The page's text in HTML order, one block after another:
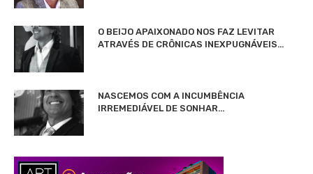
O BEIJO APAIXONADO NOS FAZ LEVITAR
ATRAVÉS DE CRÔNICAS INEXPUGNÁVEIS…
NASCEMOS COM A INCUMBÊNCIA
IRREMEDIÁVEL DE SONHAR…